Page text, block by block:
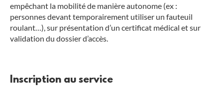
empêchant la mobilité de manière autonome (ex :
personnes devant temporairement utiliser un fauteuil
roulant…), sur présentation d’un certificat médical et sur
validation du dossier d’accès.
Inscription au service